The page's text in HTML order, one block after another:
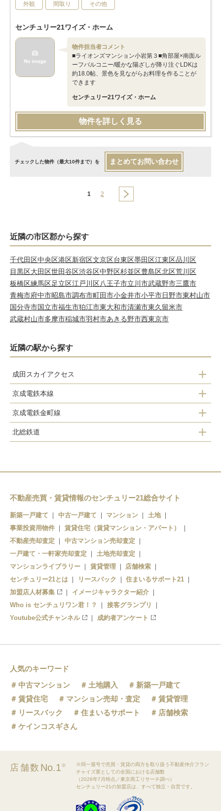
外観 間取り その他
センチュリー21ワイズ・ホーム
物件担当者コメント
■ライオンズマンション小岩第３■角部屋×南面ル
ーフバルコニー/暖かな陽ざしが降り注ぐLDKは
約18.0帖、景色を見ながらお料理を作ることが
できます
センチュリー21ワイズ・ホーム
物件を詳しく見る
チェックした物件（最大10件まで）を まとめてお問い合わせ
1 2
近隣の市区郡から探す
千代田区中央区港区新宿区文京区台東区墨田区江東区品川区
目黒区大田区世田谷区渋谷区中野区杉並区豊島区北区荒川区
板橋区練馬区足立区江戸川区八王子市立川市武蔵野市三鷹市
青梅市府中市昭島市調布市町田市小金井市小平市日野市東村山市
国分寺市国立市福生市狛江市東大和市清瀬市東久留米市
武蔵村山市多摩市稲城市羽村市あきる野市西東京市
近隣の駅から探す
成田スカイアクセス
京成上野
日暮里
青砥
京成電鉄本線
堀切菖蒲園
お花茶屋
京成高砂
江戸川
京成電鉄金町線
京成高砂
北総鉄道
不動産売買・賃貸情報のセンチュリー21総合サイト
新築一戸建て 中古一戸建て マンション
土地
事業投資用物件
賃貸住宅（賃貸マンション・アパート）
不動産売却査定
中古マンション売却査定
一戸建て・一軒家売却査定
土地売却査定
マンションライブラリー
賃貸管理
店舗検索
センチュリー21とは
リースバック
住まいるサポート21
加盟店人材募集
イメージキャラクター紹介
Who is センチュリワン君！？
接客グランプリ
Youtube公式チャンネル
成約者アンケート
人気のキーワード
中古マンション
土地購入
新築一戸建て
賃貸住宅
マンション売却・査定
賃貸管理
リースバック
住まいるサポート
店舗検索
ケインコスギさん
店舗数 No.1※
※同一屋号で売買・賃貸の両方を取り扱う不動産仲介フラン
チャイズ業としての全国における店舗数
（2026年7月時点／東京商工リサーチ調べ）
センチュリー21の加盟店は、すべて独立・自営です。